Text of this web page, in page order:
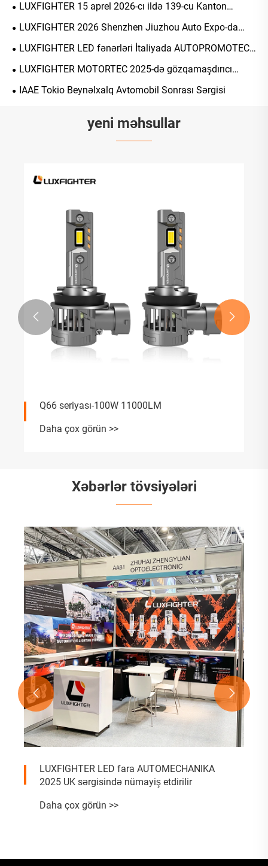
LUXFIGHTER 15 aprel 2026-cı ildə 139-cu Kanton
Sərgisində tamamilə yeni Q58 fara seriyasını debüt
LUXFIGHTER 2026 Shenzhen Jiuzhou Auto Expo-da
Premium LED İşıqlandırma Həllərini nümayiş etdirir
LUXFIGHTER LED fənərləri İtaliyada AUTOPROMOTEC
2025 sərgisində uğurla nümayiş etdirilir
LUXFIGHTER MOTORTEC 2025-də gözqamaşdırıcı
debüt edir, ağıllı işıqlandırma texnologiyası vasitəsilə
IAAE Tokio Beynəlxalq Avtomobil Sonrası Sərgisi
yeni məhsullar
Q66 seriyası-100W 11000LM
Daha çox görün >>
 
Xəbərlər tövsiyələri
LUXFIGHTER LED fara AUTOMECHANIKA
2025 UK sərgisində nümayiş etdirilir
Daha çox görün >>
 